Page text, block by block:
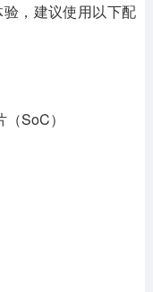
，建议使用以下配
SoC）